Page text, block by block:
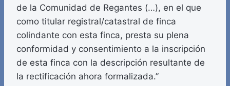
de la Comunidad de Regantes (…), en el que
como titular registral/catastral de finca
colindante con esta finca, presta su plena
conformidad y consentimiento a la inscripción
de esta finca con la descripción resultante de
la rectificación ahora formalizada.”